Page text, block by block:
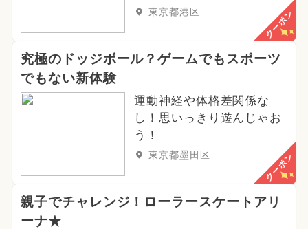
東京都港区 クーポン
究極のドッジボール？ゲームでもスポーツ
でもない新体験
運動神経や体格差関係な
し！思いっきり遊んじゃお
う！
東京都墨田区 クーポン
親子でチャレンジ！ローラースケートアリ
ーナ★